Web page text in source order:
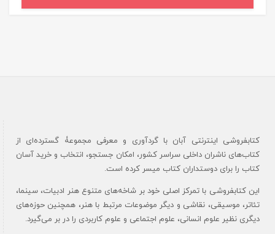
کتابفروشی اینترنتی آبان با گردآوری و معرفی مجموعۀ گسترده‌ای از
کتاب‌های ناشران داخلی سراسر کشور، امکان جستجو، انتخاب و خرید آسان
کتاب را برای دوستداران کتاب میسر کرده است.
این کتابفروشی با تمرکز اصلی خود بر شاخه‌های متنوع هنر ادبیات، سینما،
تئاتر، موسیقی، نقاشی و دیگر موضوعات مرتبط با هنر، همچنین حوزه‌های
دیگری نظیر علوم انسانی، علوم اجتماعی و علوم کاربردی را در بر می‌گیرد.